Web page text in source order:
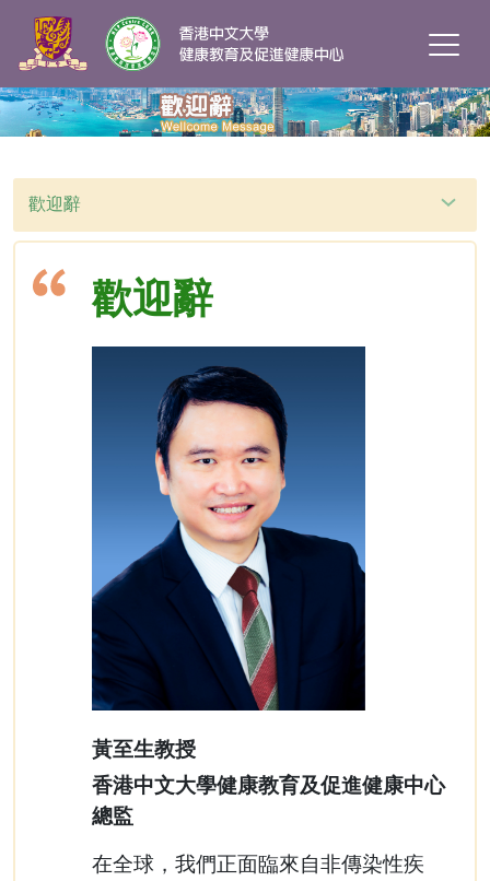
歡迎辭
歡迎辭
黃至生教授
香港中文大學健康教育及促進健康中心
總監
在全球，我們正面臨來自非傳染性疾